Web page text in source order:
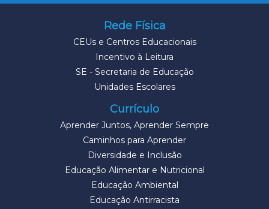
Rede Física
CEUs e Centros Educacionais
Incentivo à Leitura
SE - Secretaria de Educação
Unidades Escolares
Currículo
Aprender Juntos, Aprender Sempre
Caminhos para Aprender
Diversidade e Inclusão
Educação Alimentar e Nutricional
Educação Ambiental
Educação Antirracista